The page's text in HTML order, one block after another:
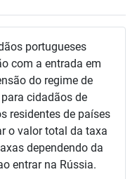
portugueses
com a entrada em
do regime de
cidadãos de
residentes de países
o valor total da taxa
dependendo da
entrar na Rússia.